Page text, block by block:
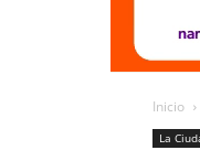
Inicio
La